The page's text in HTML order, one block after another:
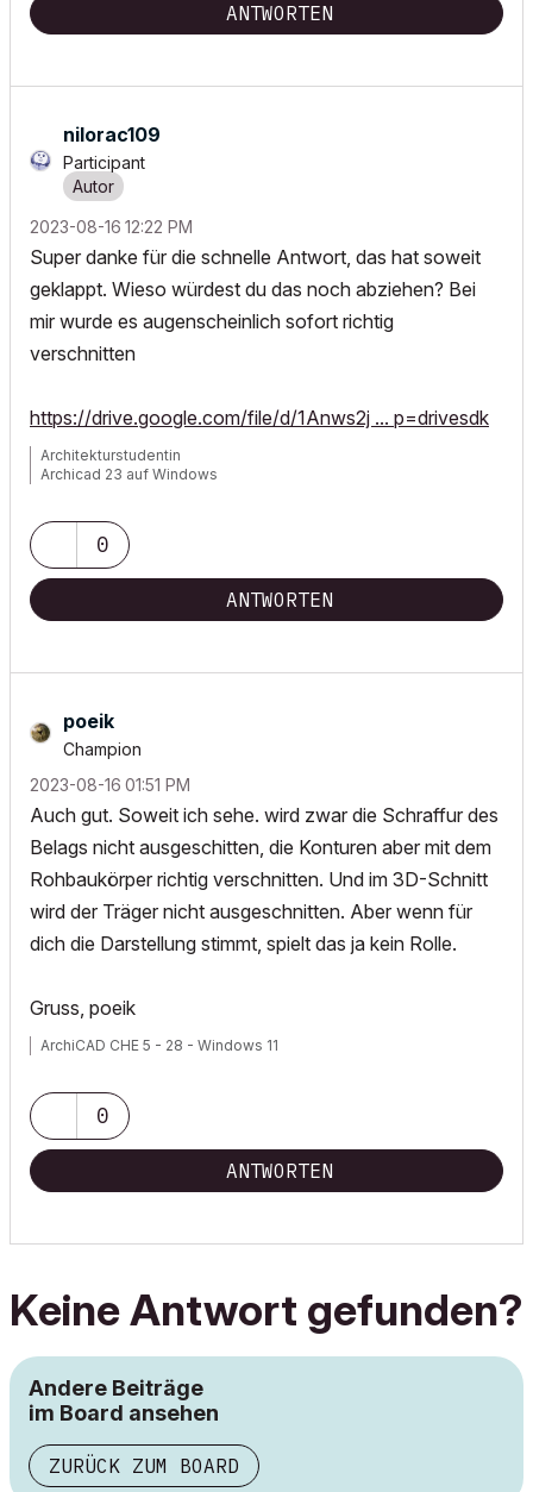
ANTWORTEN
nilorac109
Participant
‎2023-08-16 12:22 PM
Super danke für die schnelle Antwort, das hat soweit
geklappt. Wieso würdest du das noch abziehen? Bei
mir wurde es augenscheinlich sofort richtig
verschnitten
https://drive.google.com/file/d/1Anws2j ... p=drivesdk
Architekturstudentin
Archicad 23 auf Windows
0
ANTWORTEN
poeik
Champion
‎2023-08-16 01:51 PM
Auch gut. Soweit ich sehe. wird zwar die Schraffur des
Belags nicht ausgeschitten, die Konturen aber mit dem
Rohbaukörper richtig verschnitten. Und im 3D-Schnitt
wird der Träger nicht ausgeschnitten. Aber wenn für
dich die Darstellung stimmt, spielt das ja kein Rolle.
Gruss, poeik
ArchiCAD CHE 5 - 28 - Windows 11
0
ANTWORTEN
Keine Antwort gefunden?
Andere Beiträge
im Board ansehen
ZURÜCK ZUM BOARD